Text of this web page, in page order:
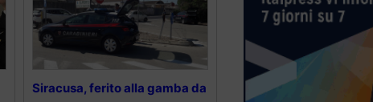
Siracusa, ferito alla gamba da